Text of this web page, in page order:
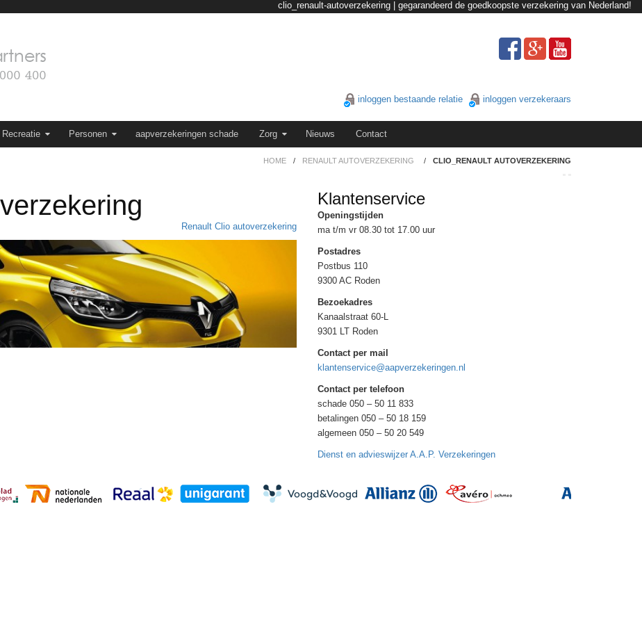
clio_renault-autoverzekering | gegarandeerd de goedkoopste verzekering van Nederland!
inloggen bestaande relatie inloggen verzekeraars
Recreatie Personen aapverzekeringen schade Zorg Nieuws Contact
HOME / RENAULT AUTOVERZEKERING / CLIO_RENAULT AUTOVERZEKERING
Renault Clio autoverzekering
Klantenservice
Openingstijden
ma t/m vr 08.30 tot 17.00 uur
Postadres
Postbus 110
9300 AC Roden
Bezoekadres
Kanaalstraat 60-L
9301 LT Roden
Contact per mail
klantenservice@aapverzekeringen.nl
Contact per telefoon
schade 050 – 50 11 833
betalingen 050 – 50 18 159
algemeen 050 – 50 20 549
Dienst en advieswijzer A.A.P. Verzekeringen